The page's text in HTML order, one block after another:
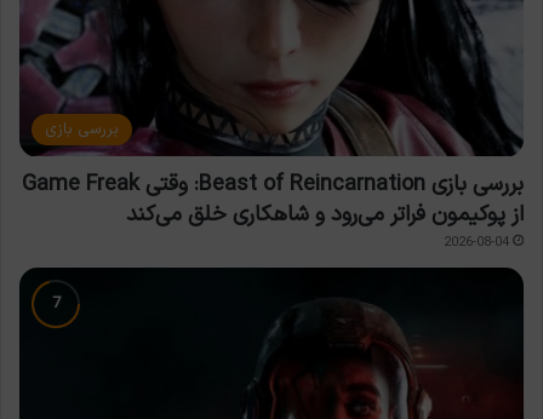
بررسی بازی
بررسی بازی Beast of Reincarnation: وقتی Game Freak
از پوکیمون فراتر می‌رود و شاهکاری خلق می‌کند
2026-08-04